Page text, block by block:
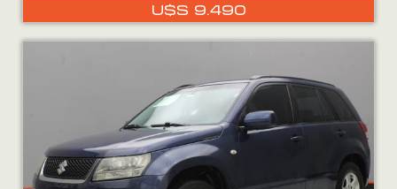
U$S 9.490